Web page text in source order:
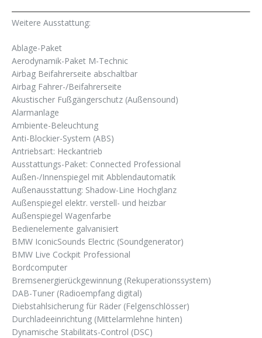
Weitere Ausstattung:
Ablage-Paket
Aerodynamik-Paket M-Technic
Airbag Beifahrerseite abschaltbar
Airbag Fahrer-/Beifahrerseite
Akustischer Fußgängerschutz (Außensound)
Alarmanlage
Ambiente-Beleuchtung
Anti-Blockier-System (ABS)
Antriebsart: Heckantrieb
Ausstattungs-Paket: Connected Professional
Außen-/Innenspiegel mit Abblendautomatik
Außenausstattung: Shadow-Line Hochglanz
Außenspiegel elektr. verstell- und heizbar
Außenspiegel Wagenfarbe
Bedienelemente galvanisiert
BMW IconicSounds Electric (Soundgenerator)
BMW Live Cockpit Professional
Bordcomputer
Bremsenergierückgewinnung (Rekuperationssystem)
DAB-Tuner (Radioempfang digital)
Diebstahlsicherung für Räder (Felgenschlösser)
Durchladeeinrichtung (Mittelarmlehne hinten)
Dynamische Stabilitäts-Control (DSC)